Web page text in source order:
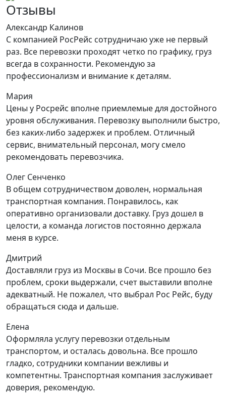
Отзывы
Александр Калинов
С компанией РосРейс сотрудничаю уже не первый
раз. Все перевозки проходят четко по графику, груз
всегда в сохранности. Рекомендую за
профессионализм и внимание к деталям.
Мария
Цены у Росрейс вполне приемлемые для достойного
уровня обслуживания. Перевозку выполнили быстро,
без каких-либо задержек и проблем. Отличный
сервис, внимательный персонал, могу смело
рекомендовать перевозчика.
Олег Сенченко
В общем сотрудничеством доволен, нормальная
транспортная компания. Понравилось, как
оперативно организовали доставку. Груз дошел в
целости, а команда логистов постоянно держала
меня в курсе.
Дмитрий
Доставляли груз из Москвы в Сочи. Все прошло без
проблем, сроки выдержали, счет выставили вполне
адекватный. Не пожалел, что выбрал Рос Рейс, буду
обращаться сюда и дальше.
Елена
Оформляла услугу перевозки отдельным
транспортом, и осталась довольна. Все прошло
гладко, сотрудники компании вежливы и
компетентны. Транспортная компания заслуживает
доверия, рекомендую.